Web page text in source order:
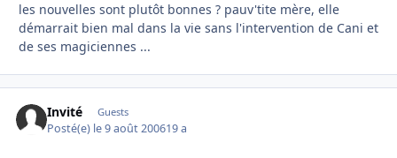
les nouvelles sont plutôt bonnes ? pauv'tite mère, elle
démarrait bien mal dans la vie sans l'intervention de Cani et
de ses magiciennes ...
Invité Guests
Posté(e) le 9 août 200619 a